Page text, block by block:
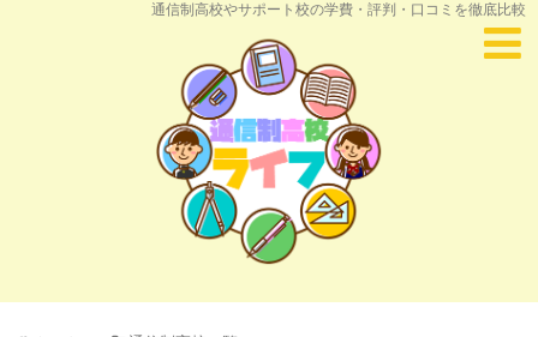
通信制高校やサポート校の学費・評判・口コミを徹底比較